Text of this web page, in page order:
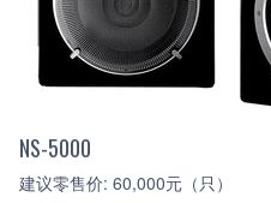
NS-5000
建议零售价: 60,000元（只）